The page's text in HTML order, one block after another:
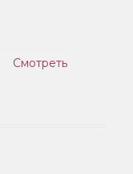
Смотреть